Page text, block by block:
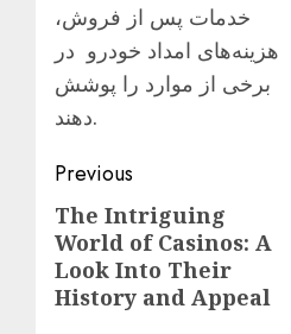
خدمات پس از فروش،
هزینه‌های امداد خودرو در
برخی از موارد را پوشش
دهند.
Post
navigation
Previous
Previous
post:
The Intriguing
World of Casinos: A
Look Into Their
History and Appeal